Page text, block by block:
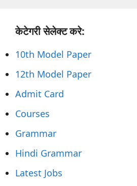
केटेगरी सेलेक्ट करे:
10th Model Paper
12th Model Paper
Admit Card
Courses
Grammar
Hindi Grammar
Latest Jobs